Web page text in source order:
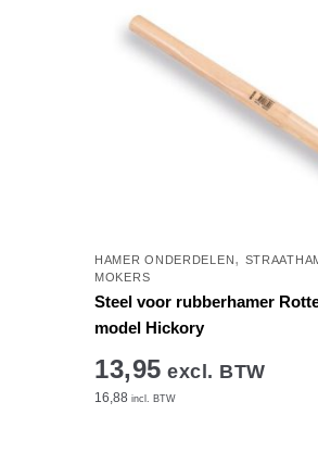
HAMER ONDERDELEN,
MOKERS
Steel voor rubberhamer
model Hickory
13,95 excl. BTW
16,88 incl. BTW